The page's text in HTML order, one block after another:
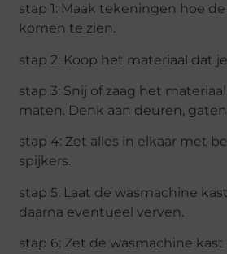
stap 1: Maak tekeningen hoe
komen te zien.
stap 2: Koop het materiaal dat
stap 3: Snij of zaag het
maten. Denk aan deuren,
stap 4: Zet alles in elkaar met
spijkers.
stap 5: Laat de wasmachine
daarna eventueel verven.
stap 6: Zet de wasmachine